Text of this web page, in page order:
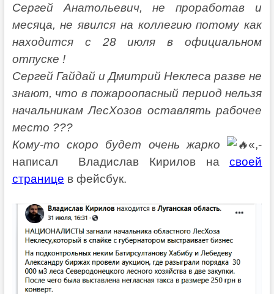
Сергей Анатольевич, не проработав и
месяца, не явился на коллегию потому как
находится с 28 июля в официальном
отпуске !
Сергей Гайдай и Дмитрий Неклеса разве не
знают, что в пожароопасный период нельзя
начальникам ЛесХозов оставлять рабочее
место ???
Кому-то скоро будет очень жарко
«,-
написал Владислав Кирилов насвоей
странице в фейсбук.